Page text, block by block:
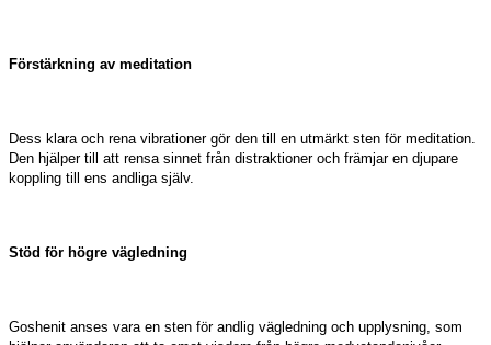
Förstärkning av meditation
Dess klara och rena vibrationer gör den till en utmärkt sten för meditation.
Den hjälper till att rensa sinnet från distraktioner och främjar en djupare
koppling till ens andliga själv.
Stöd för högre vägledning
Goshenit anses vara en sten för andlig vägledning och upplysning, som